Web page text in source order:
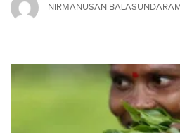
NIRMANUSAN